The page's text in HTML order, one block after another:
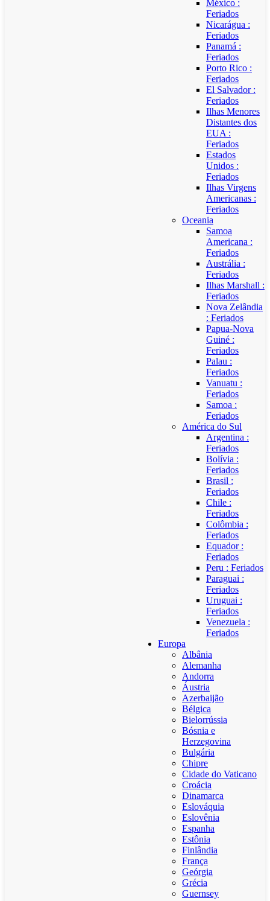
México :
Feriados
Nicarágua :
Feriados
Panamá :
Feriados
Porto Rico :
Feriados
El Salvador :
Feriados
Ilhas Menores
Distantes dos
EUA :
Feriados
Estados
Unidos :
Feriados
Ilhas Virgens
Americanas :
Feriados
Oceania
Samoa
Americana :
Feriados
Austrália :
Feriados
Ilhas Marshall :
Feriados
Nova Zelândia
: Feriados
Papua-Nova
Guiné :
Feriados
Palau :
Feriados
Vanuatu :
Feriados
Samoa :
Feriados
América do Sul
Argentina :
Feriados
Bolívia :
Feriados
Brasil :
Feriados
Chile :
Feriados
Colômbia :
Feriados
Equador :
Feriados
Peru : Feriados
Paraguai :
Feriados
Uruguai :
Feriados
Venezuela :
Feriados
Europa
Albânia
Alemanha
Andorra
Áustria
Azerbaijão
Bélgica
Bielorrússia
Bósnia e
Herzegovina
Bulgária
Chipre
Cidade do Vaticano
Croácia
Dinamarca
Eslováquia
Eslovênia
Espanha
Estônia
Finlândia
França
Geórgia
Grécia
Guernsey